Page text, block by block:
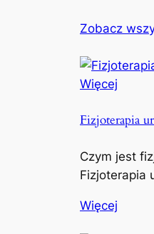
Zobacz
Więcej
Fizjoterapia
Czym jest
Fizjoterapia
Więcej